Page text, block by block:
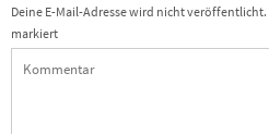
Deine E-Mail-Adresse wird nicht veröffentlicht.
markiert